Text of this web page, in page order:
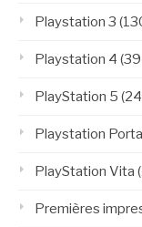
Playstation 3
Playstation 4
PlayStation 5
Playstation
PlayStation Vita
Premières